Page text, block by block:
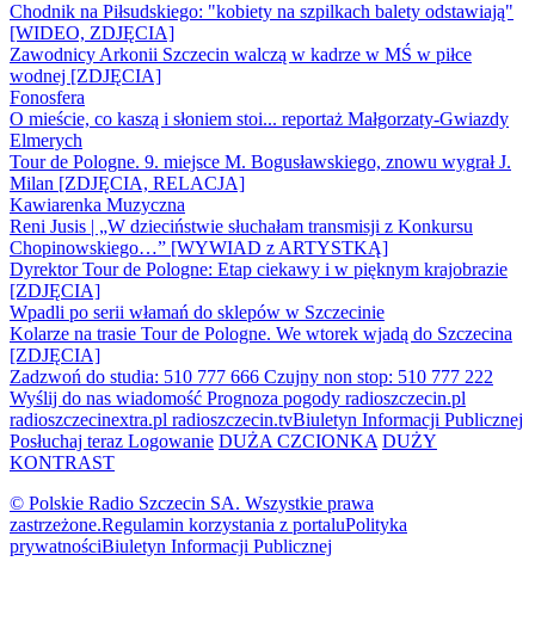
Chodnik na Piłsudskiego: "kobiety na szpilkach balety odstawiają"
[WIDEO, ZDJĘCIA]
Zawodnicy Arkonii Szczecin walczą w kadrze w MŚ w piłce
wodnej [ZDJĘCIA]
Fonosfera
O mieście, co kaszą i słoniem stoi... reportaż Małgorzaty-Gwiazdy
Elmerych
Tour de Pologne. 9. miejsce M. Bogusławskiego, znowu wygrał J.
Milan [ZDJĘCIA, RELACJA]
Kawiarenka Muzyczna
Reni Jusis | „W dzieciństwie słuchałam transmisji z Konkursu
Chopinowskiego…” [WYWIAD z ARTYSTKĄ]
Dyrektor Tour de Pologne: Etap ciekawy i w pięknym krajobrazie
[ZDJĘCIA]
Wpadli po serii włamań do sklepów w Szczecinie
Kolarze na trasie Tour de Pologne. We wtorek wjadą do Szczecina
[ZDJĘCIA]
Zadzwoń do studia: 510 777 666 Czujny non stop: 510 777 222
Wyślij do nas wiadomość Prognoza pogody radioszczecin.pl
radioszczecinextra.pl radioszczecin.tvBiuletyn Informacji Publicznej
Posłuchaj teraz Logowanie DUŻA CZCIONKA DUŻY
KONTRAST
© Polskie Radio Szczecin SA. Wszystkie prawa
zastrzeżone.Regulamin korzystania z portaluPolityka
prywatnościBiuletyn Informacji Publicznej